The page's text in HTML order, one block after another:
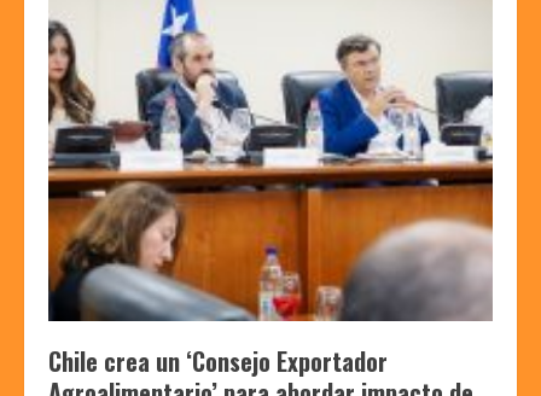
Chile crea un ‘Consejo Exportador